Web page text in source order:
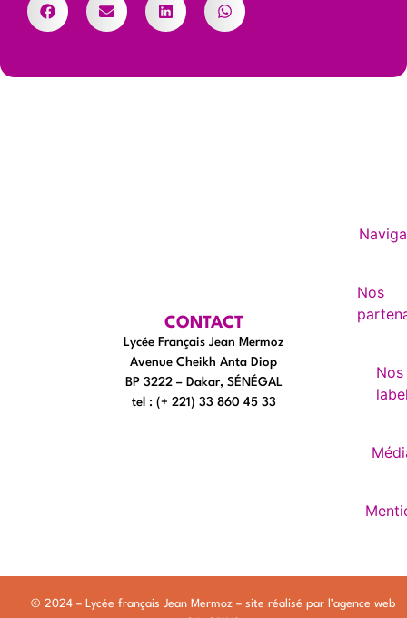
CONTACT
Lycée Français Jean Mermoz
Avenue Cheikh Anta Diop
BP 3222 – Dakar, SÉNÉGAL
tel : (+ 221) 33 860 45 33
Nos
Nos
© 2024 – Lycée français Jean Mermoz – site réalisé par l’agence web